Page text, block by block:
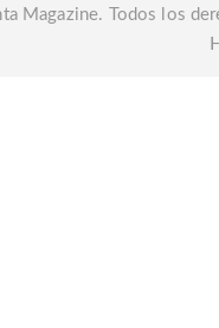
Magazine. Todos los